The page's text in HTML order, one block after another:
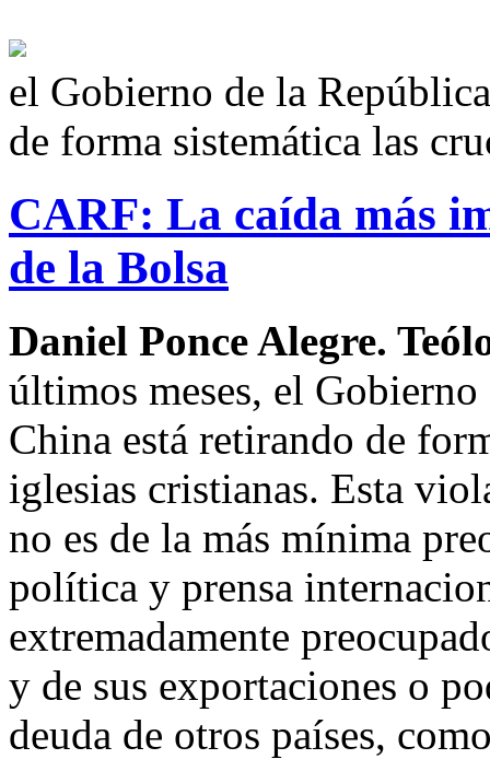
el Gobierno de la
de forma sistemática las
CARF: La caída más
de la Bolsa
Daniel Ponce Alegre.
últimos meses, el
China está retirando de
iglesias cristianas. Esta
no es de la más mínima
política y prensa
extremadamente
y de sus exportaciones o
deuda de otros países,